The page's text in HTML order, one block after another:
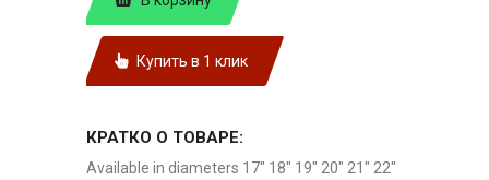
Купить в 1 клик
КРАТКО О ТОВАРЕ:
Available in diameters 17" 18" 19" 20" 21" 22"